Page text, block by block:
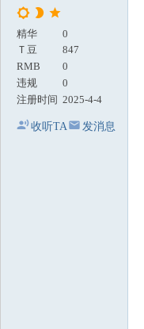
精华
0
Ｔ豆
847
RMB
0
违规
0
注册时间 2025-4-4
收听TA 发消息